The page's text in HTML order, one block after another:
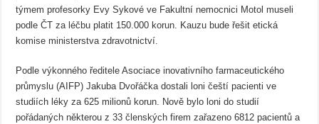
týmem profesorky Evy Sykové ve Fakultní nemocnici Motol museli
podle ČT za léčbu platit 150.000 korun. Kauzu bude řešit etická
komise ministerstva zdravotnictví.
Podle výkonného ředitele Asociace inovativního farmaceutického
průmyslu (AIFP) Jakuba Dvořáčka dostali loni čeští pacienti ve
studiích léky za 625 milionů korun. Nově bylo loni do studií
pořádaných některou z 33 členských firem zařazeno 6812 pacientů a